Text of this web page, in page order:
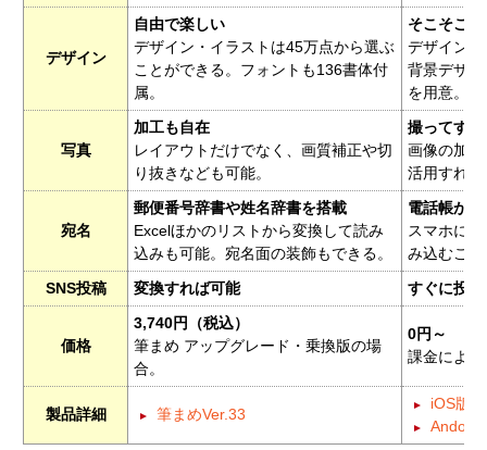
デザイン
自由で楽しい
デザイン・イラストは45万点から選ぶ
ことができる。フォントも136書体付
属。
そこそこ
デザイン
背景デザ
を用意。
写真
加工も自在
レイアウトだけでなく、画質補正や切
り抜きなども可能。
撮ってす
画像の加
活用すれ
宛名
郵便番号辞書や姓名辞書を搭載
Excelほかのリストから変換して読み
込みも可能。宛名面の装飾もできる。
電話帳か
スマホに
み込むこ
SNS投稿
変換すれば可能 すぐに投
価格
3,740円（税込）
筆まめ アップグレード・乗換版の場
合。
0円～
課金によ
製品詳細 筆まめVer.33
iOS版